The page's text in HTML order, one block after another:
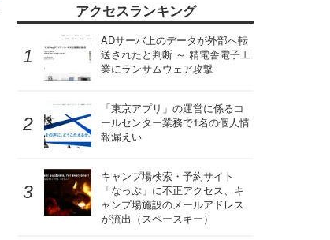
アクセスランキング
ADサーバ上のデータが外部へ転
送されたと判断 ～ 精電舎電子工
業にランサムウェア攻撃
「東京アプリ」の運営に係るコ
ールセンター業務で1名の個人情
報漏えい
キャンプ場検索・予約サイト
「なっぷ」に不正アクセス、キ
ャンプ場施設のメールアドレス
が流出（スペースキー）